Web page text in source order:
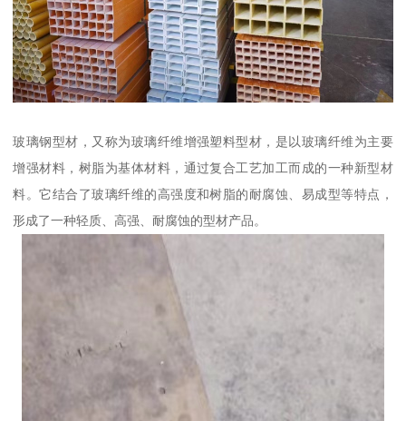
玻璃钢型材，又称为玻璃纤维增强塑料型材，是以玻璃纤维为主要
增强材料，树脂为基体材料，通过复合工艺加工而成的一种新型材
料。它结合了玻璃纤维的高强度和树脂的耐腐蚀、易成型等特点，
形成了一种轻质、高强、耐腐蚀的型材产品。